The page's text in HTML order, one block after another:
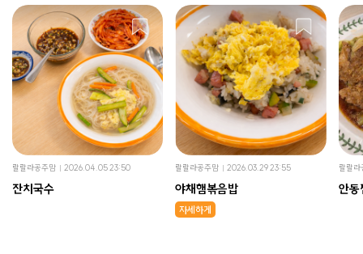
랄랄라공주맘 2026.04.05 23:50
잔치국수
랄랄라공주맘 2026.03.29 23:55
야채햄볶음밥
자세하게
랄랄라
안동